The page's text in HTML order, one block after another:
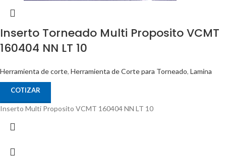
Inserto Torneado Multi Proposito VCMT
160404 NN LT 10
Herramienta de corte, Herramienta de Corte para Torneado, Lamina
COTIZAR
Inserto Multi Proposito VCMT 160404 NN LT 10